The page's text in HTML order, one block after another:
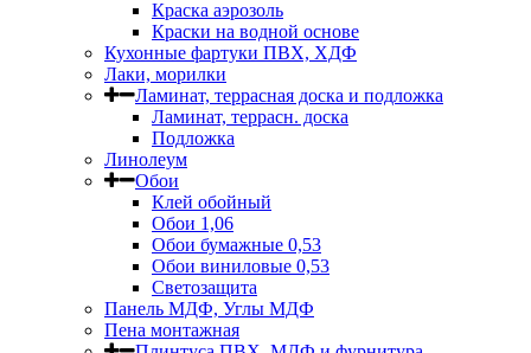
Краска аэрозоль
Краски на водной основе
Кухонные фартуки ПВХ, ХДФ
Лаки, морилки
Ламинат, террасная доска и подложка
Ламинат, террасн. доска
Подложка
Линолеум
Обои
Клей обойный
Обои 1,06
Обои бумажные 0,53
Обои виниловые 0,53
Светозащита
Панель МДФ, Углы МДФ
Пена монтажная